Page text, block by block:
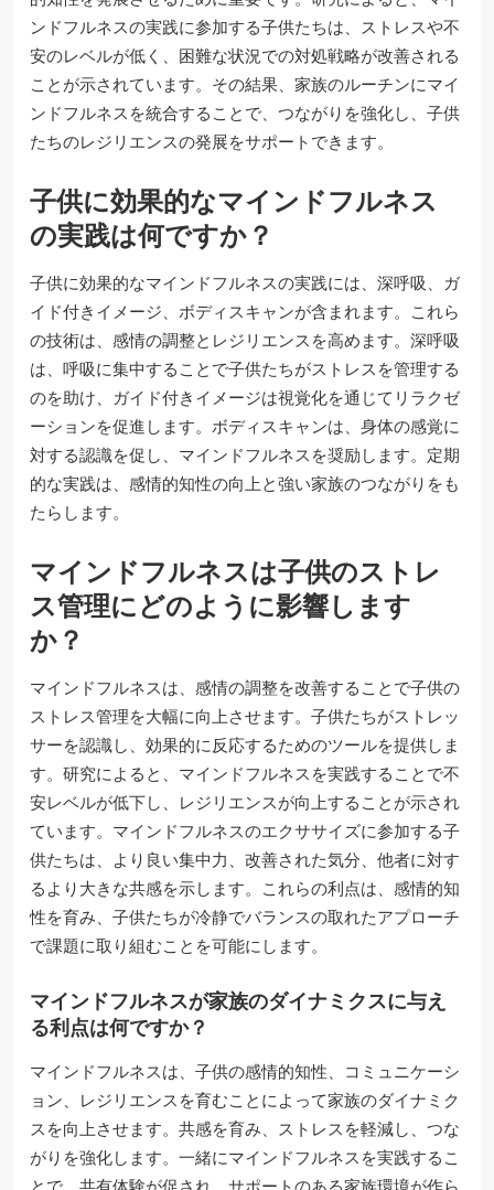
ンドフルネスの実践に参加する子供たちは、ストレスや不
安のレベルが低く、困難な状況での対処戦略が改善される
ことが示されています。その結果、家族のルーチンにマイ
ンドフルネスを統合することで、つながりを強化し、子供
たちのレジリエンスの発展をサポートできます。
子供に効果的なマインドフルネス
の実践は何ですか？
子供に効果的なマインドフルネスの実践には、深呼吸、ガ
イド付きイメージ、ボディスキャンが含まれます。これら
の技術は、感情の調整とレジリエンスを高めます。深呼吸
は、呼吸に集中することで子供たちがストレスを管理する
のを助け、ガイド付きイメージは視覚化を通じてリラクゼ
ーションを促進します。ボディスキャンは、身体の感覚に
対する認識を促し、マインドフルネスを奨励します。定期
的な実践は、感情的知性の向上と強い家族のつながりをも
たらします。
マインドフルネスは子供のストレ
ス管理にどのように影響します
か？
マインドフルネスは、感情の調整を改善することで子供の
ストレス管理を大幅に向上させます。子供たちがストレッ
サーを認識し、効果的に反応するためのツールを提供しま
す。研究によると、マインドフルネスを実践することで不
安レベルが低下し、レジリエンスが向上することが示され
ています。マインドフルネスのエクササイズに参加する子
供たちは、より良い集中力、改善された気分、他者に対す
るより大きな共感を示します。これらの利点は、感情的知
性を育み、子供たちが冷静でバランスの取れたアプローチ
で課題に取り組むことを可能にします。
マインドフルネスが家族のダイナミクスに与え
る利点は何ですか？
マインドフルネスは、子供の感情的知性、コミュニケーシ
ョン、レジリエンスを育むことによって家族のダイナミク
スを向上させます。共感を育み、ストレスを軽減し、つな
がりを強化します。一緒にマインドフルネスを実践するこ